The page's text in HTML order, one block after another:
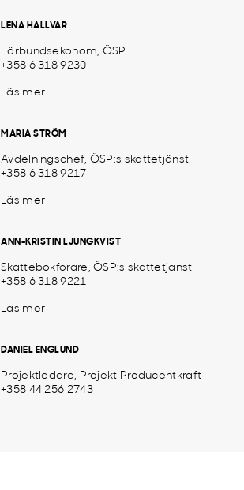
LENA HALLVAR
Förbundsekonom, ÖSP
+358 6 318 9230
Läs mer
MARIA STRÖM
Avdelningschef, ÖSP:s skattetjänst
+358 6 318 9217
Läs mer
ANN-KRISTIN LJUNGKVIST
Skattebokförare, ÖSP:s skattetjänst
+358 6 318 9221
Läs mer
DANIEL ENGLUND
Projektledare, Projekt Producentkraft
+358 44 256 2743